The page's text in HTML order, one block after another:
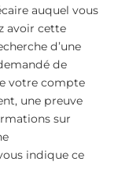
auquel vous
avoir cette
d’une
de
votre compte
une preuve
sur
indique ce